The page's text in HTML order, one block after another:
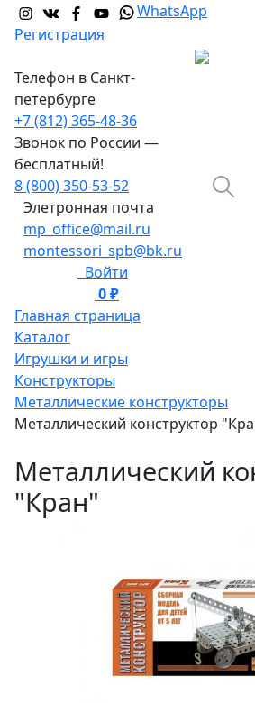
WhatsApp
Регистрация
Телефон в Санкт-
петербурге
+7 (812) 365-48-36
Звонок по России —
бесплатный!
8 (800) 350-53-52
Элетронная почта
mp_office@mail.ru
montessori_spb@bk.ru
Войти
0 ₽
Главная страница
Каталог
Игрушки и игры
Конструкторы
Металлические конструкторы
Металлический конструктор
Металлический
"Кран"